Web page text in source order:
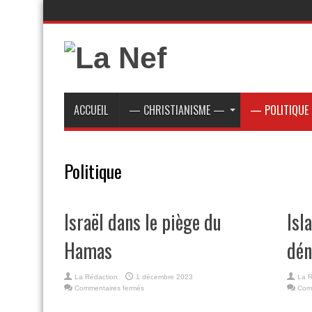
ACCUEIL — CHRISTIANISME — —
Politique
Israël dans le piège du
Hamas
La Rédaction
1 décembre 2023
Commentaires fermés
La